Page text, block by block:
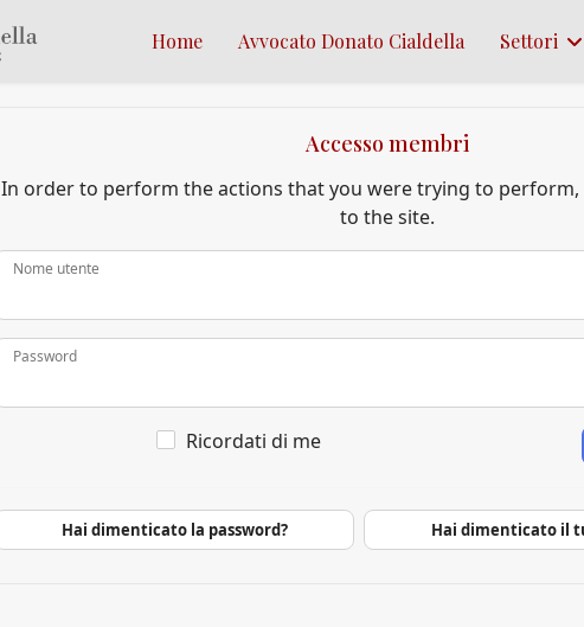
Home Avvocato Donato Cialdella Settori
Accesso membri
In order to perform the actions that you were trying to perform,
to the site.
Nome utente
Password
Ricordati di me
Hai dimenticato la password? Hai dimenticato il